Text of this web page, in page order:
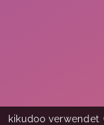
kikudoo